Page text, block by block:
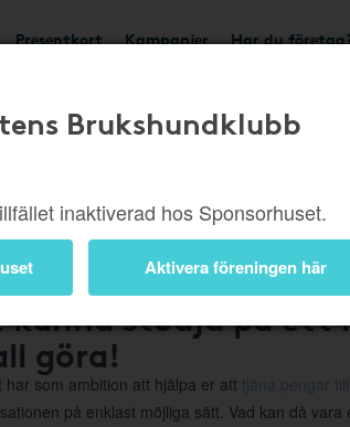
Presentkort Kampanjer Har du
Brukshundklubb
inaktiverad hos Sponsorhuset.
Aktivera föreningen här
stödja på ett
göra!
har som ambition att hjälpa er att tjäna pengar
på enklast möjliga sätt. Vad kan då